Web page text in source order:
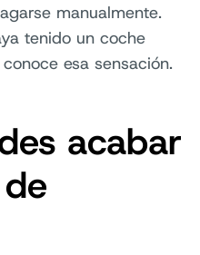
manualmente.
tenido un coche
esa sensación.
acabar